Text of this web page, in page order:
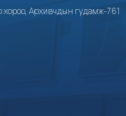
хороо, Архивчдын гудамж-761